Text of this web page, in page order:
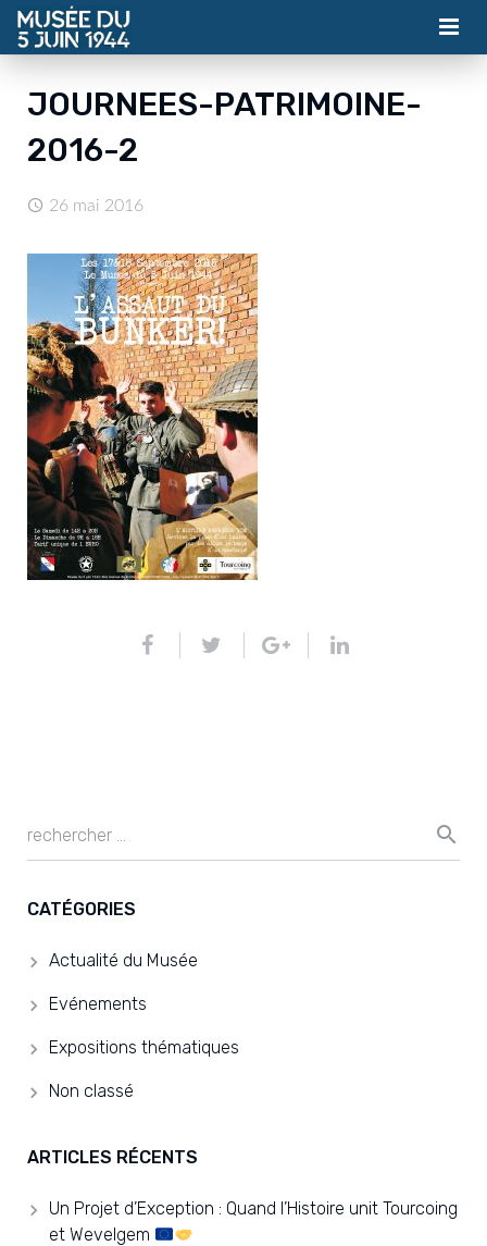
CONTACT
BILLETTERIE
JOURNEES-PATRIMOINE-
2016-2
26 mai 2016
CATÉGORIES
Actualité du Musée
Evénements
Expositions thématiques
Non classé
ARTICLES RÉCENTS
Un Projet d’Exception : Quand l’Histoire unit Tourcoing
et Wevelgem